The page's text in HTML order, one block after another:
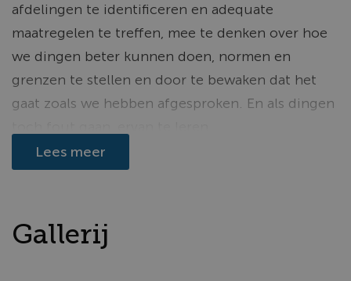
afdelingen te identificeren en adequate
maatregelen te treffen, mee te denken over hoe
we dingen beter kunnen doen, normen en
grenzen te stellen en door te bewaken dat het
gaat zoals we hebben afgesproken. En als dingen
Wat doet de afdeling
Risk?
Lees meer
Gallerij